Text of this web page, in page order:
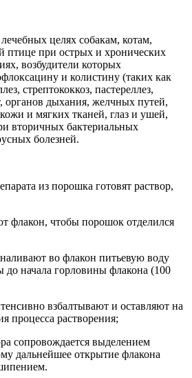
целях собакам, котам,
птице при острых и хронических
возбудители которых
и колистину (таких как
стрептококкоз, пастереллез,
органов дыхания, желчных путей,
и мягких тканей, глаз и ушей,
вторичных бактериальных
болезней.
из порошка готовят раствор,
флакон, чтобы порошок отделился
во флакон питьевую воду
до начала горловины флакона (100
взбалтывают и оставляют на
процесса растворения;
сопровождается выделением
дальнейшее открытие флакона